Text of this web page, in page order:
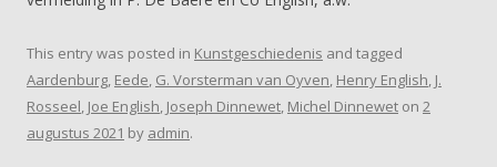
This entry was posted in Kunstgeschiedenis and tagged
Aardenburg, Eede, G. Vorsterman van Oyven, Henry English, J.
Rosseel, Joe English, Joseph Dinnewet, Michel Dinnewet on 2
augustus 2021 by admin.